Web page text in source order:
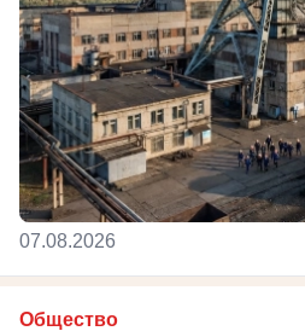
07.08.2026
Общество